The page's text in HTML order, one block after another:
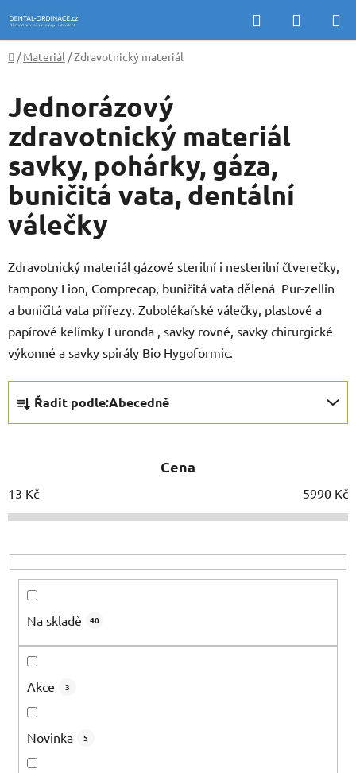
na
obsah
Hledat
KOŠÍK
Domů
/ Materiál /Zdravotnický materiál
Jednorázový
zdravotnický materiál
savky, pohárky, gáza,
buničitá vata, dentální
válečky
Zdravotnický materiál gázové sterilní i nesterilní čtverečky,
tampony Lion, Comprecap, buničitá vata dělená Pur-zellin
a buničitá vata přířezy. Zubolékařské válečky, plastové a
papírové kelímky Euronda , savky rovné, savky chirurgické
výkonné a savky spirály Bio Hygoformic.
z
í
p
o
d
Řadit podle:Abecedně
Cena
13 Kč 5990 Kč
Na skladě 40
Akce 3
Novinka 5